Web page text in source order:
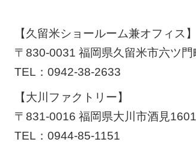
【久留米ショールーム兼オフィス】
〒830-0031 福岡県久留米市六ツ門
TEL： 0942-38-2633
【大川ファクトリー】
〒831-0016 福岡県大川市酒見
TEL： 0944-85-1151